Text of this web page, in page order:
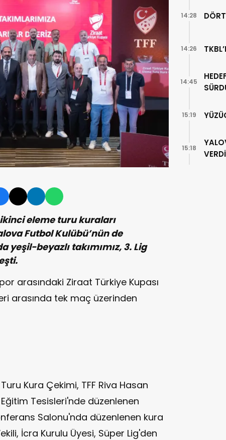
eleme turu kuraları
Futbol Kulübü’nün de
beyazlı takımımız, 3. Lig
arasındaki Ziraat Türkiye Kupası
arasında tek maç üzerinden
Kura Çekimi, TFF Riva Hasan
Tesisleri'nde düzenlenen
Salonu'nda düzenlenen kura
İcra Kurulu Üyesi, Süper Lig'den
14:28
14:26
14:45
15:19
VERDİ
15:18